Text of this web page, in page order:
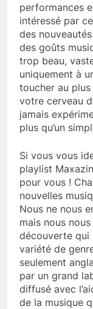
performances
intéressé par
des
des goûts
trop beau,
uniquement à
toucher au
votre cerveau
jamais
plus qu’un
Si vous vous
playlist
pour vous !
nouvelles
Nous ne nous
mais nous
découverte qui
variété de
seulement
par un grand
diffusé avec
de la musique